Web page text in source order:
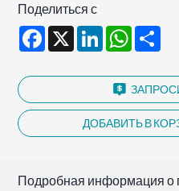
Поделиться с
Facebook
X LinkedIn
ДОБАВИТЬ В
Подробная информация о